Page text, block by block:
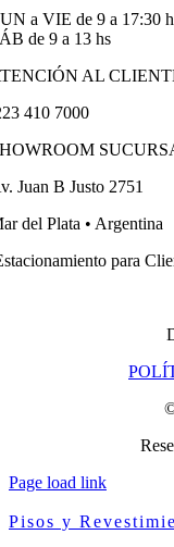
a VIE de 9 a 17:30
de 9 a 13 hs
AL
410 7000
Juan B Justo 2751
del Plata • Argentina
para
Page load link
Pisos y